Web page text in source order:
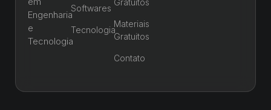
Engenharia
e
Tecnologia
Softwares
Tecnologia
Gratuitos
Materiais
Gratuitos
Contato